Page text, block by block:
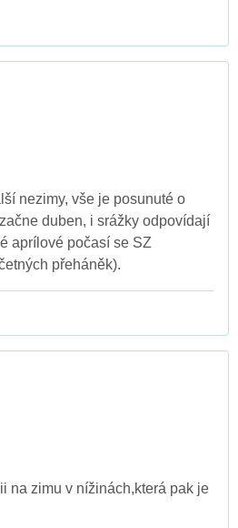
nezimy, vše je posunuté o
duben, i srážky odpovídají
aprílové počasí se SZ
přeháněk).
na zimu v nížinách,která pak je